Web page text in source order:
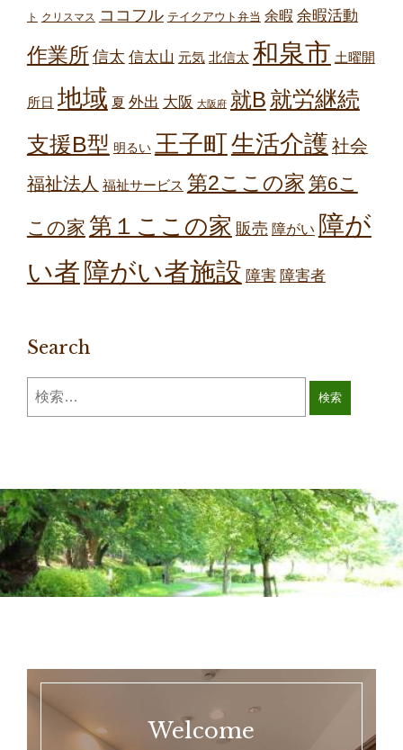
ト クリスマス ココフル テイクアウト弁当 余暇 余暇活動
作業所 信太 信太山 元気 北信太 和泉市 土曜開
所日 地域 夏 外出 大阪 大阪府 就B 就労継続
支援B型 明るい 王子町生活介護 社会
福祉法人 福祉サービス 第2ここの家 第6こ
この家 第１ここの家 販売 障がい 障が
い者 障がい者施設 障害 障害者
Search
Welcome